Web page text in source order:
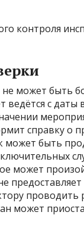
контроля
не может быть
ведётся с даты
справку о
может быть
может
проводить
может